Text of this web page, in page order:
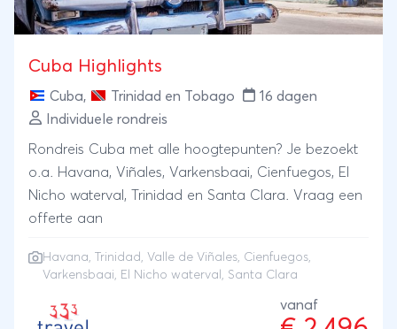
Cuba Highlights
Cuba, Trinidad en Tobago
16 dagen
Individuele rondreis
Rondreis Cuba met alle hoogtepunten? Je bezoekt
o.a. Havana, Viñales, Varkensbaai, Cienfuegos, El
Nicho waterval, Trinidad en Santa Clara. Vraag een
offerte aan
Havana, Trinidad , Valle de Viñales, Cienfuegos,
Varkensbaai, El Nicho waterval, Santa Clara
vanaf